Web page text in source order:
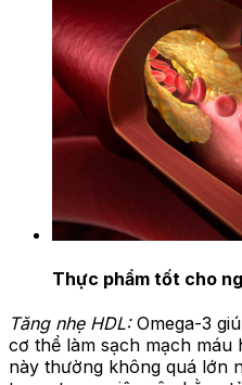
Thực phẩm tốt cho
Tăng nhẹ HDL: Omega-3
cơ thể làm sạch mạch máu
này thường không quá lớn